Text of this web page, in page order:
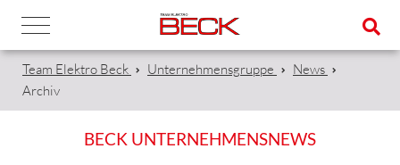
Team Elektro Beck Unternehmensgruppe
News
Archiv
BECK UNTERNEHMENSNEWS